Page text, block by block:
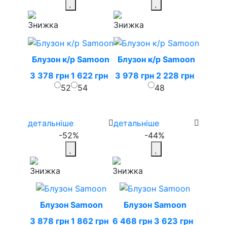
Блузон к/р Samoon
3 378 грн 1 622 грн
52
54
детальніше
-52%
Блузон к/р Samoon
3 978 грн 2 228 грн
48
детальніше
-44%
Блузон Samoon
3 878 грн 1 862 грн
Блузон Samoon
6 468 грн 3 623 грн